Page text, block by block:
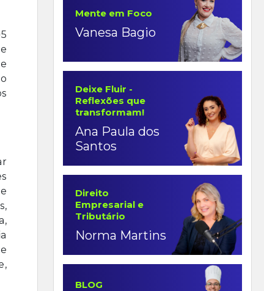
Mente em Foco
Vanesa Bagio
Deixe Fluir -
Reflexões que
transformam!
Ana Paula dos
Santos
Direito
Empresarial e
Tributário
Norma Martins
BLOG